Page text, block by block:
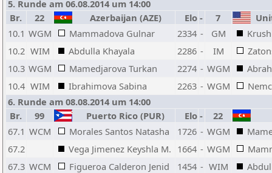
5. Runde am 06.08.2014 um 14:00
Br.
22 Azerbaijan (AZE) Elo - 7
10.1 WGM Mammadova Gulnar 2334 - GM
10.2 WIM Abdulla Khayala 2286 - IM
10.3 WGM Mamedjarova Turkan 2274 - WGM
10.4 WIM Ibrahimova Sabina 2263 - WGM
6. Runde am 08.08.2014 um 14:00
Br.
99 Puerto Rico (PUR) Elo -
22
67.1 WCM Morales Santos Natasha 1726 - WGM
67.2
Vega Jimenez Keyshla M. 1664 - WGM
67.3 WCM Figueroa Calderon Jenid 1454 - WIM